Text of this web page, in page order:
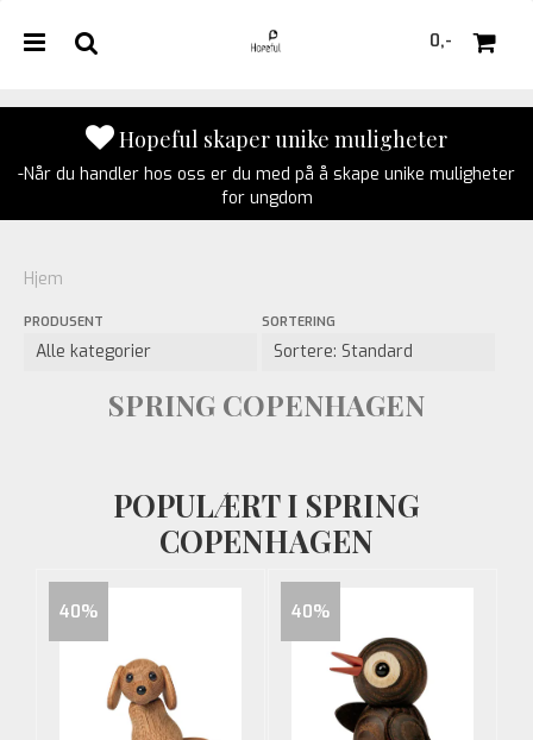
0,-
Hopeful skaper unike muligheter
-Når du handler hos oss er du med på å skape unike muligheter
for ungdom
Hjem
PRODUSENT SORTERING
SPRING COPENHAGEN
POPULÆRT I SPRING
COPENHAGEN
40% 40%